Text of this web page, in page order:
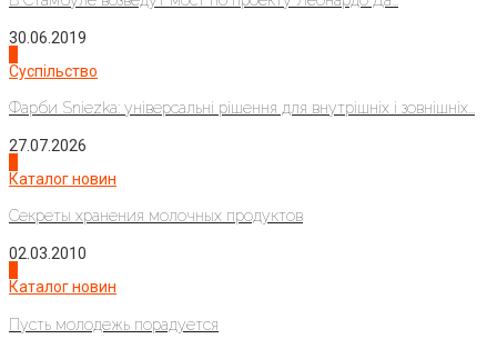
30.06.2019
Суспільство
Фарби Sniezka: універсальні рішення для внутрішніх і зовнішніх...
27.07.2026
Каталог новин
Секреты хранения молочных продуктов
02.03.2010
Каталог новин
Пусть молодежь порадуется